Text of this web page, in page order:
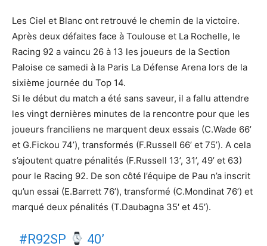
Les Ciel et Blanc ont retrouvé le chemin de la victoire.
Après deux défaites face à Toulouse et La Rochelle, le
Racing 92 a vaincu 26 à 13 les joueurs de la Section
Paloise ce samedi à la Paris La Défense Arena lors de la
sixième journée du Top 14.
Si le début du match a été sans saveur, il a fallu attendre
les vingt dernières minutes de la rencontre pour que les
joueurs franciliens ne marquent deux essais (C.Wade 66’
et G.Fickou 74’), transformés (F.Russell 66’ et 75’). A cela
s’ajoutent quatre pénalités (F.Russell 13’, 31’, 49’ et 63)
pour le Racing 92. De son côté l’équipe de Pau n’a inscrit
qu’un essai (E.Barrett 76’), transformé (C.Mondinat 76’) et
marqué deux pénalités (T.Daubagna 35′ et 45′).
#R92SP 40’